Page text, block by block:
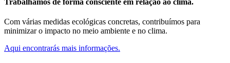
Com várias medidas ecológicas concretas, contribuímos para
minimizar o impacto no meio ambiente e no clima.
Aqui encontrarás mais informações.